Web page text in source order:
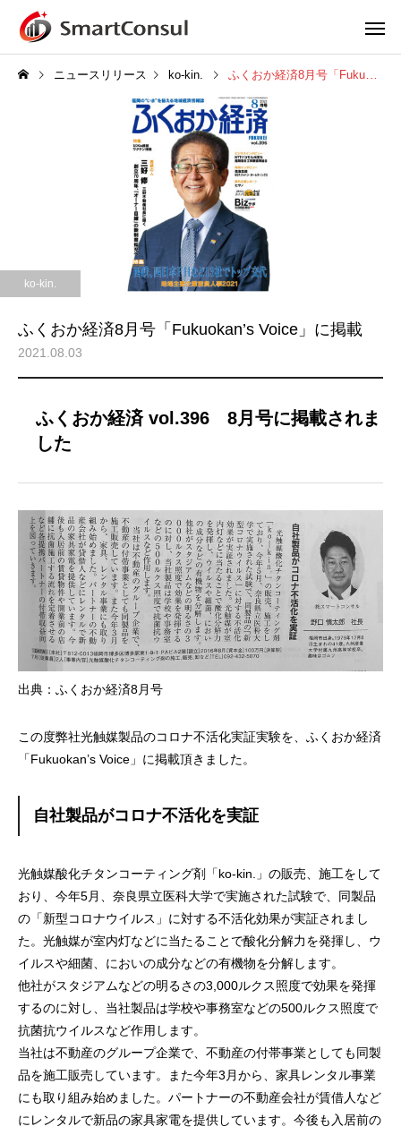
ニュースリリース ko-kin. ふくおか経済8月号「Fukuokan’s Voice」に掲載
ko-kin.
ふくおか経済8月号「Fukuokan’s Voice」に掲載
2021.08.03
ふくおか経済 vol.396 8月号に掲載されま
した
出典：ふくおか経済8月号
この度弊社光触媒製品のコロナ不活化実証実験を、ふくおか経済
「Fukuokan’s Voice」に掲載頂きました。
自社製品がコロナ不活化を実証
光触媒酸化チタンコーティング剤「ko-kin.」の販売、施工をして
おり、今年5月、奈良県立医科大学で実施された試験で、同製品
の「新型コロナウイルス」に対する不活化効果が実証されまし
た。光触媒が室内灯などに当たることで酸化分解力を発揮し、ウ
イルスや細菌、においの成分などの有機物を分解します。
他社がスタジアムなどの明るさの3,000ルクス照度で効果を発揮
するのに対し、当社製品は学校や事務室などの500ルクス照度で
抗菌抗ウイルスなど作用します。
当社は不動産のグループ企業で、不動産の付帯事業としても同製
品を施工販売しています。また今年3月から、家具レンタル事業
にも取り組み始めました。パートナーの不動産会社が賃借人など
にレンタルで新品の家具家電を提供しています。今後も入居前の